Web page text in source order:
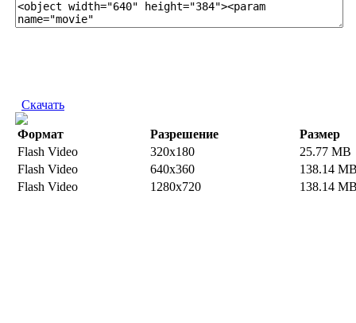
Скачать
Формат Разрешение
Размер
Flash Video
320x180
25.77 MB
Flash Video
640x360
138.14
Flash Video
1280x720 138.14